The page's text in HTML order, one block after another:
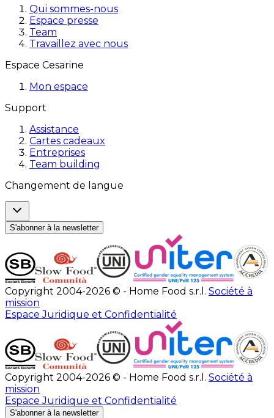
Qui sommes-nous
Espace presse
Team
Travaillez avec nous
Espace Cesarine
Mon espace
Support
Assistance
Cartes cadeaux
Entreprises
Team building
Changement de langue
S'abonner à la newsletter
Copyright 2004-2026 © - Home Food s.r.l. Société à
mission
Espace Juridique et Confidentialité
Copyright 2004-2026 © - Home Food s.r.l. Société à
mission
Espace Juridique et Confidentialité
S'abonner à la newsletter